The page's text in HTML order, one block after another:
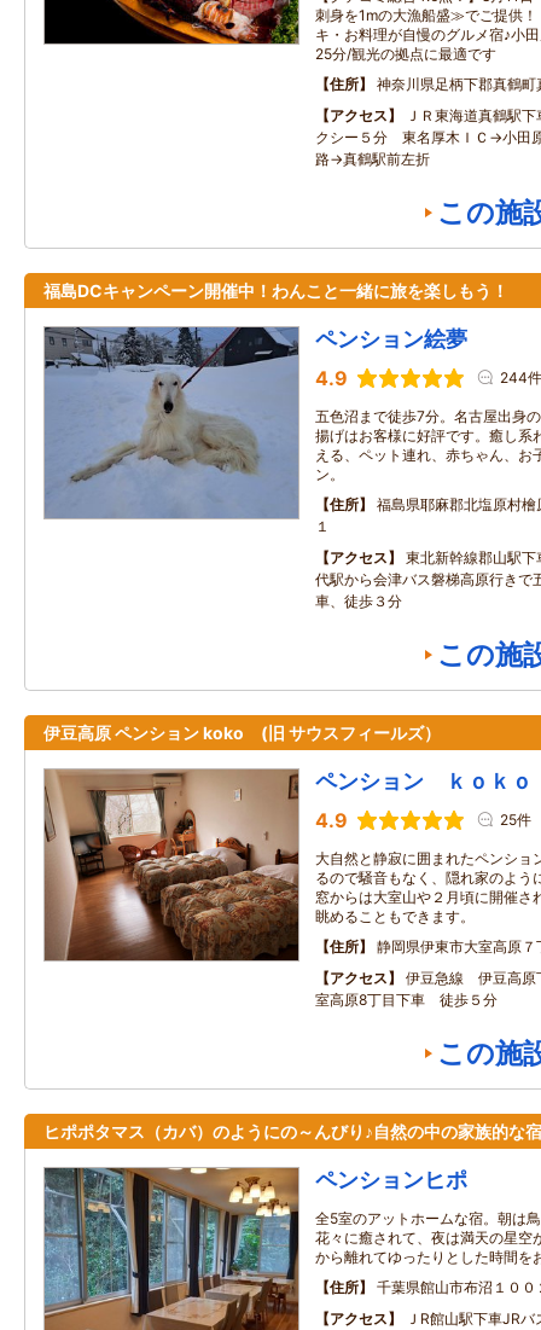
刺身を1mの大漁船盛≫でご提供
キ・お料理が自慢のグルメ宿♪小
25分/観光の拠点に最適です
住所
神奈川県足柄下郡真鶴町
アクセス
ＪＲ東海道真鶴駅
クシー５分 東名厚木ＩＣ→小田
路→真鶴駅前左折
この施
福島DCキャンペーン開催中！わんこと一緒に旅を楽しもう！
ペンション絵夢
4.9 244件
五色沼まで徒歩7分。名古屋出身
揚げはお客様に好評です。癒し系
える、ペット連れ、赤ちゃん、お
ン。
住所
福島県耶麻郡北塩原村
１
アクセス
東北新幹線郡山駅
代駅から会津バス磐梯高原行きで
車、徒歩３分
この施
伊豆高原 ペンション koko (旧 サウスフィールズ）
ペンション ｋｏｋｏ
4.9 25件
大自然と静寂に囲まれたペンショ
るので騒音もなく、隠れ家のよう
窓からは大室山や２月頃に開催さ
眺めることもできます。
住所
静岡県伊東市大室高原７
アクセス
伊豆急線 伊豆高
室高原8丁目下車 徒歩５分
この施
ヒポポタマス（カバ）のようにの～んびり♪自然の中の家族的な宿
ペンションヒポ
全5室のアットホームな宿。朝は
花々に癒されて、夜は満天の星
から離れてゆったりとした時間を
住所
千葉県館山市布沼１００
アクセス
ＪR館山駅下車JR